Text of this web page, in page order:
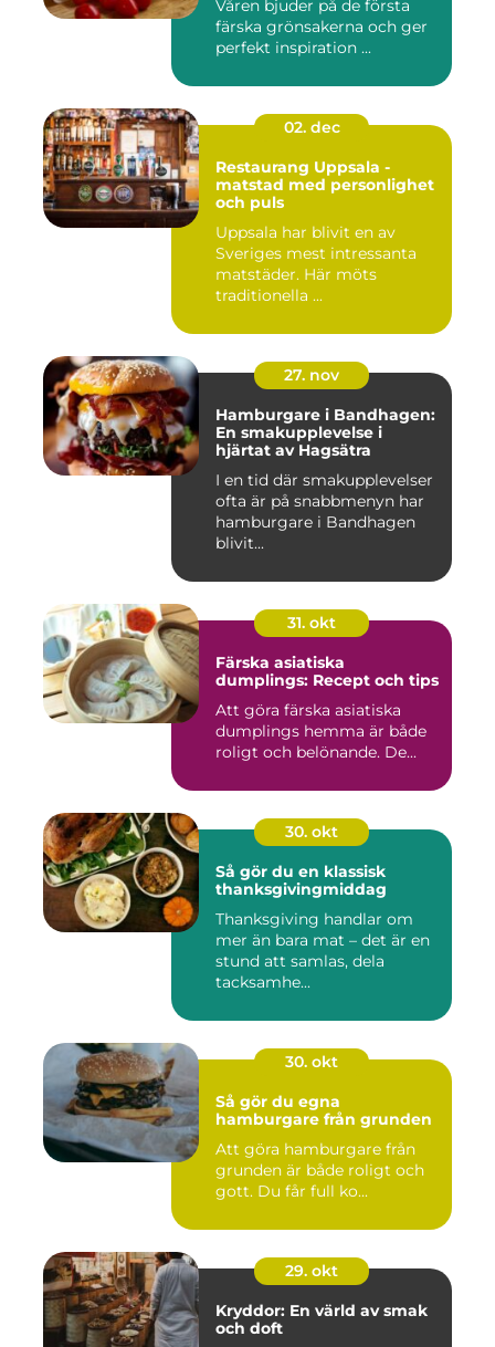
Våren bjuder på de första
färska grönsakerna och ger
perfekt inspiration ...
02. dec
Restaurang Uppsala -
matstad med personlighet
och puls
Uppsala har blivit en av
Sveriges mest intressanta
matstäder. Här möts
traditionella ...
27. nov
Hamburgare i Bandhagen:
En smakupplevelse i
hjärtat av Hagsätra
I en tid där smakupplevelser
ofta är på snabbmenyn har
hamburgare i Bandhagen
blivit...
31. okt
Färska asiatiska
dumplings: Recept och tips
Att göra färska asiatiska
dumplings hemma är både
roligt och belönande. De...
30. okt
Så gör du en klassisk
thanksgivingmiddag
Thanksgiving handlar om
mer än bara mat – det är en
stund att samlas, dela
tacksamhe...
30. okt
Så gör du egna
hamburgare från grunden
Att göra hamburgare från
grunden är både roligt och
gott. Du får full ko...
29. okt
Kryddor: En värld av smak
och doft